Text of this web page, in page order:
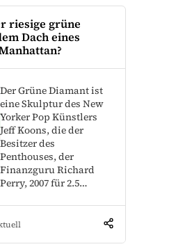
riesige grüne
Dach eines
Der Grüne Diamant ist
eine Skulptur des New
Yorker Pop Künstlers
Jeff Koons, die der
Besitzer des
Penthouses, der
Finanzguru Richard
Perry, 2007 für 2.5…